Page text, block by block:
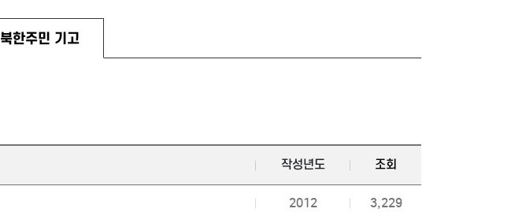
북한주민 기고
작성년도 조회
2012 3,229